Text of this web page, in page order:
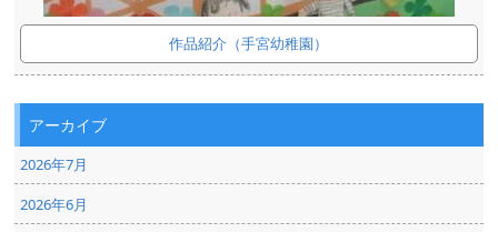
作品紹介（手宮幼稚園）
アーカイブ
2026年7月
2026年6月